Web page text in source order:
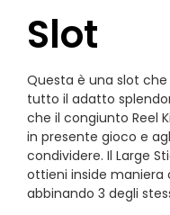
Slot
Questa è una slot che
tutto il adatto
che il congiunto Reel
in presente gioco e
condividere. Il Large
ottieni inside maniera
abbinando 3 degli